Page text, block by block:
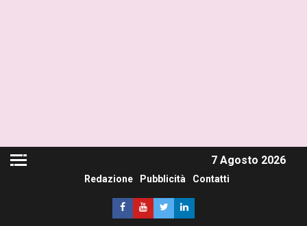
7 Agosto 2026
Redazione Pubblicità Contatti